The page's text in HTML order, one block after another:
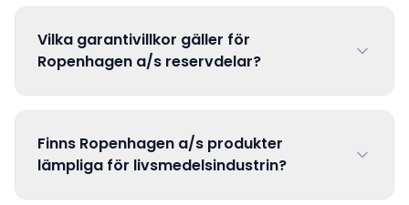
Vilka garantivillkor gäller för
Ropenhagen a/s reservdelar?
Finns Ropenhagen a/s produkter
lämpliga för livsmedelsindustrin?